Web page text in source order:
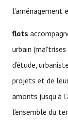
l’aménagement
flots
urbain
d’étude,
projets et de
amonts jusqu’à
l’ensemble du